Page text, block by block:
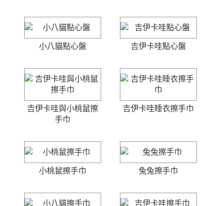
小八貓點心盤 吉伊卡哇點心盤
吉伊卡哇與小桃鼠擦
手巾
吉伊卡哇睡衣擦手巾
小桃鼠擦手巾 兔兔擦手巾